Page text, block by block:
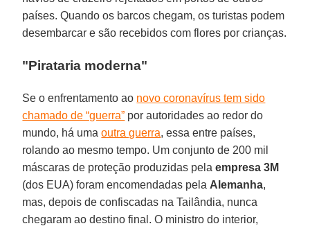
países. Quando os barcos chegam, os turistas podem
desembarcar e são recebidos com flores por crianças.
"Pirataria moderna"
Se o enfrentamento ao novo coronavírus tem sido
chamado de “guerra” por autoridades ao redor do
mundo, há umaoutra guerra, essa entre países,
rolando ao mesmo tempo. Um conjunto de 200 mil
máscaras de proteção produzidas pelaempresa 3M
(dos EUA) foram encomendadas pela Alemanha,
mas, depois de confiscadas na Tailândia, nunca
chegaram ao destino final. O ministro do interior,